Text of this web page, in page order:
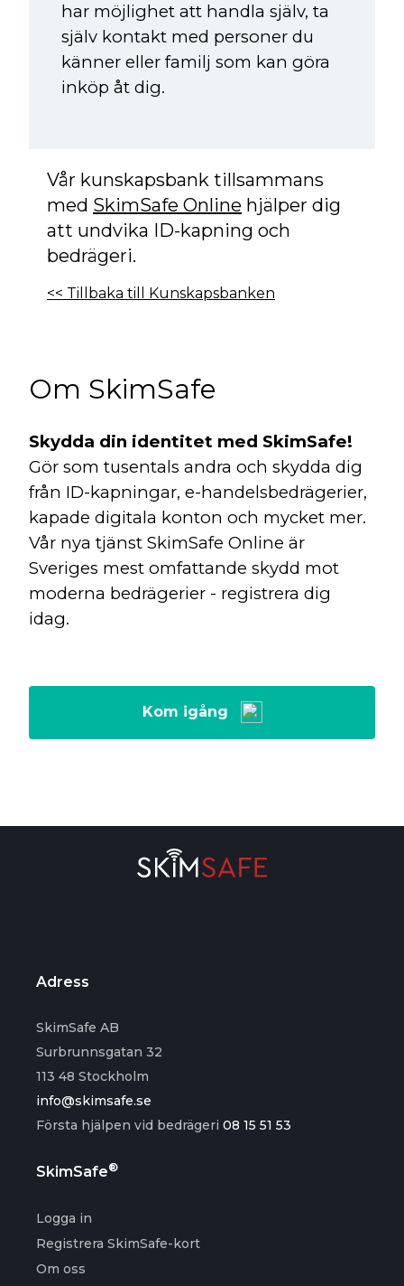
har möjlighet att handla själv, ta
själv kontakt med personer du
känner eller familj som kan göra
inköp åt dig.
Vår kunskapsbank tillsammans
med SkimSafe Online hjälper dig
att undvika ID-kapning och
bedrägeri.
<< Tillbaka till Kunskapsbanken
Om SkimSafe
Skydda din identitet med SkimSafe!
Gör som tusentals andra och skydda dig
från ID-kapningar, e-handelsbedrägerier,
kapade digitala konton och mycket mer.
Vår nya tjänst SkimSafe Online är
Sveriges mest omfattande skydd mot
moderna bedrägerier - registrera dig
idag.
Kom igång
Adress
SkimSafe AB
Surbrunnsgatan 32
113 48 Stockholm
info@skimsafe.se
Första hjälpen vid bedrägeri 08 15 51 53
SkimSafe®
Logga in
Registrera SkimSafe-kort
Om oss